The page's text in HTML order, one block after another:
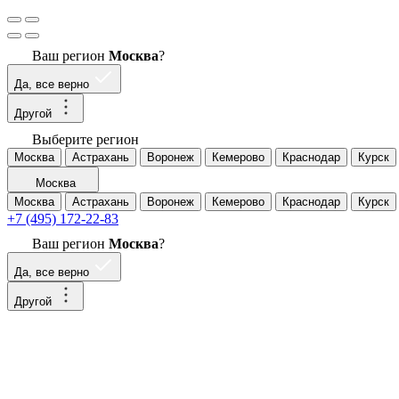
Ваш регион Москва?
Да, все верно
Другой
Выберите регион
Москва Астрахань Воронеж Кемерово Краснодар Курск
Москва
Москва
Астрахань Воронеж Кемерово Краснодар Курск
+7 (495) 172-22-83
Ваш регион Москва?
Да, все верно
Другой